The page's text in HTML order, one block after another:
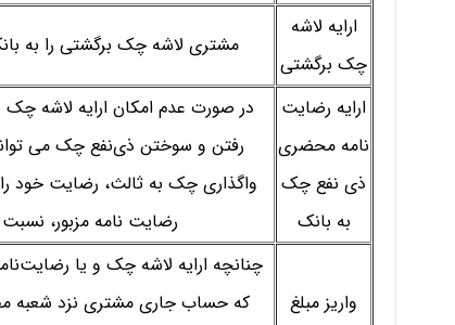
ارایه لاشه
چک برگشتی
مشتری لاشه چک برگشتی را به
ارایه رضایت
نامه محضری
ذی نفع چک
به بانک
در صورت عدم امکان ارایه لاشه چک
رفتن و سوختن ذی‌نفع چک می
واگذاری چک به ثالث، رضایت خود
رضایت نامه مزبور،
واریز مبلغ
چنانچه ارایه لاشه چک و یا
که حساب جاری مشتری نزد شعبه